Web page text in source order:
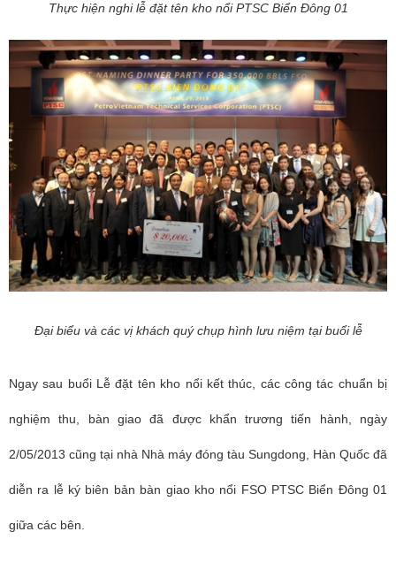
Thực hiện nghi lễ đặt tên kho nổi PTSC Biển Đông 01
Đại biểu và các vị khách quý chụp hình lưu niệm tại buổi lễ
Ngay sau buổi Lễ đặt tên kho nổi kết thúc, các công tác chuẩn bị
nghiệm thu, bàn giao đã được khẩn trương tiến hành, ngày
2/05/2013 cũng tại nhà Nhà máy đóng tàu Sungdong, Hàn Quốc đã
diễn ra lễ ký biên bản bàn giao kho nổi FSO PTSC Biển Đông 01
giữa các bên.